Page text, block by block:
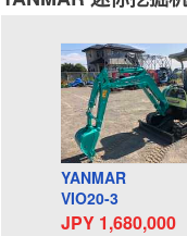
YANMAR
VIO20-3
JPY 1,680,000